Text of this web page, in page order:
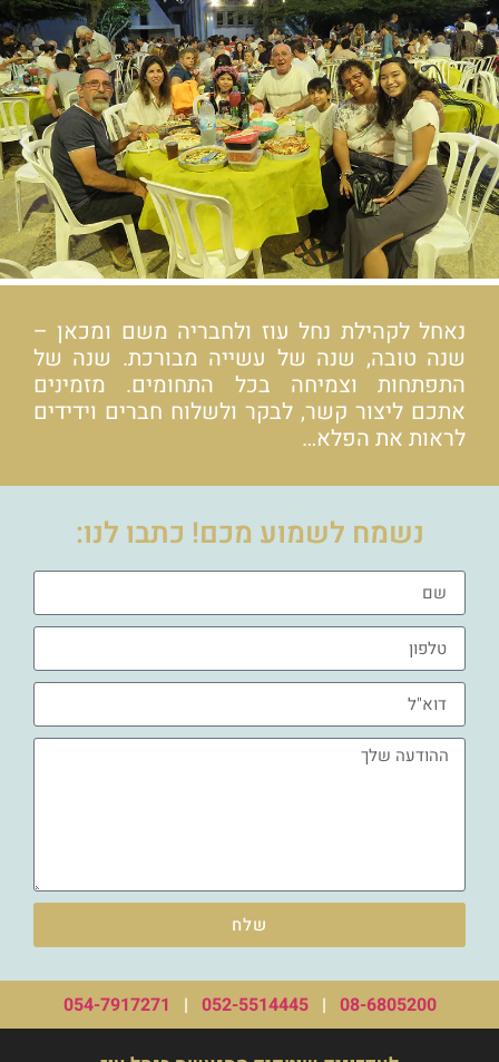
נאחל לקהילת נחל עוז ולחבריה משם ומכאן –
שנה טובה, שנה של עשייה מבורכת. שנה של
התפתחות וצמיחה בכל התחומים. מזמינים
אתכם ליצור קשר, לבקר ולשלוח חברים וידידים
לראות את הפלא…
נשמח לשמוע מכם! כתבו לנו:
שלח
08-6805200
|
052-5514445
|
054-7917271